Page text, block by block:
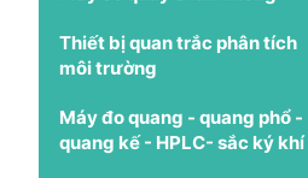
Thiết bị quan trắc phân tích
môi trường
Máy đo quang - quang phổ -
quang kế - HPLC- sắc ký khí